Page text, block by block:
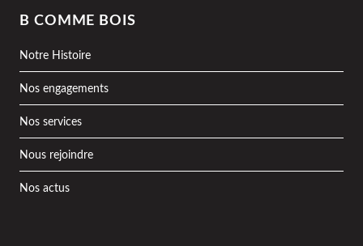
B COMME BOIS
Notre Histoire
Nos engagements
Nos services
Nous rejoindre
Nos actus